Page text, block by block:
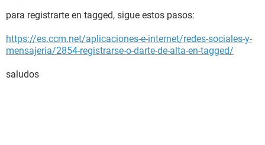
para registrarte en tagged, sigue estos pasos:
https://es.ccm.net/aplicaciones-e-internet/redes-sociales-y-
mensajeria/2854-registrarse-o-darte-de-alta-en-tagged/
saludos